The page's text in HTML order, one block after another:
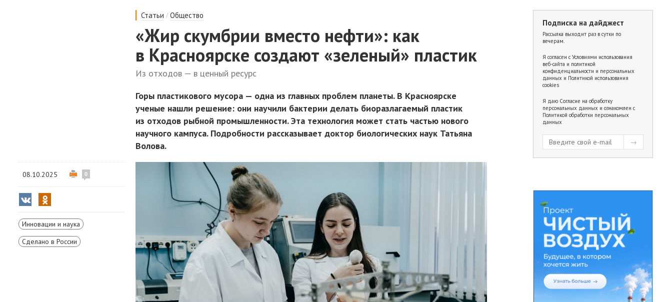
Статьи /Общество
«Жир скумбрии вместо нефти»: как
в Красноярске создают «зеленый» пластик
Из отходов — в ценный ресурс
Горы пластикового мусора — одна из главных проблем планеты. В Красноярске
ученые нашли решение: они научили бактерии делать биоразлагаемый пластик
из отходов рыбной промышленности. Эта технология может стать частью нового
научного кампуса. Подробности рассказывает доктор биологических наук Татьяна
Волова.
08.10.2025 0
Инновации и наука
Сделано в России
Подписка на дайджест
Рассылка выходит раз в сутки по
вечерам.
Я согласен с Условиями использования
веб-сайта и политикой
конфиденциальности и персональных
данных и Политикой использования
cookies
Я даю Согласие на обработку
персональных данных и ознакомлен с
Политикой обработки персональных
данных